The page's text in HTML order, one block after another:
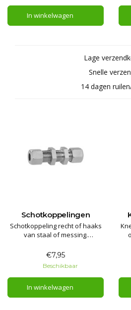
In winkelwagen
Lage
Snelle
14 dagen
Schotkoppelingen
Schotkoppeling recht of haaks
van staal of messing.
maten vaste leiding.
€7,95
Beschikbaar
In winkelwagen